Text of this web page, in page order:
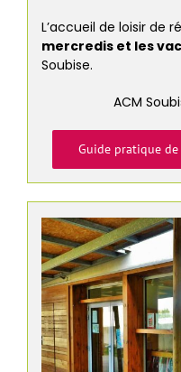
L’accueil de loisir de
mercredis et les
Soubise.
ACM
Guide pratique de